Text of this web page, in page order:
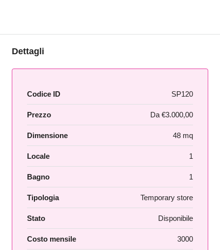
Dettagli
Codice ID SP120
Prezzo Da €3.000,00
Dimensione 48 mq
Locale 1
Bagno 1
Tipologia Temporary store
Stato Disponibile
Costo mensile 3000